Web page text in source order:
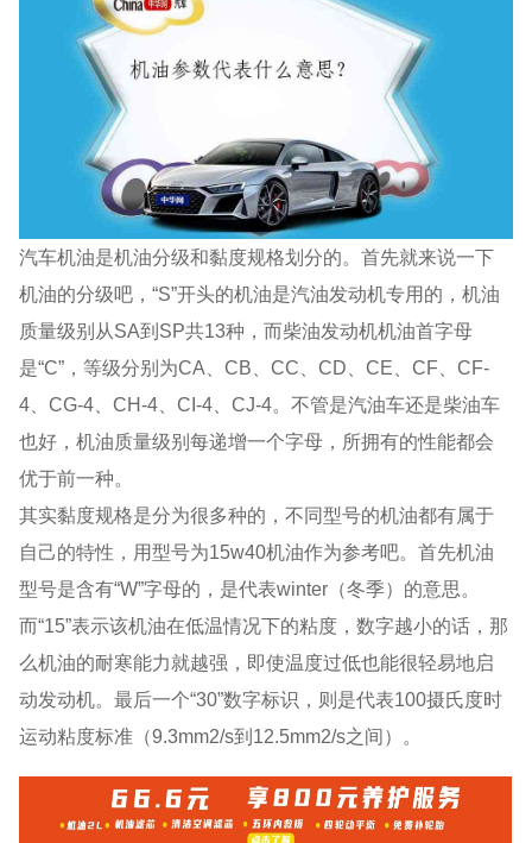
汽车机油是机油分级和黏度规格划分的。首先就来说一下
机油的分级吧，“S”开头的机油是汽油发动机专用的，机油
质量级别从SA到SP共13种，而柴油发动机机油首字母
是“C”，等级分别为CA、CB、CC、CD、CE、CF、CF-
4、CG-4、CH-4、CI-4、CJ-4。不管是汽油车还是柴油车
也好，机油质量级别每递增一个字母，所拥有的性能都会
优于前一种。
其实黏度规格是分为很多种的，不同型号的机油都有属于
自己的特性，用型号为15w40机油作为参考吧。首先机油
型号是含有“W”字母的，是代表winter（冬季）的意思。
而“15”表示该机油在低温情况下的粘度，数字越小的话，那
么机油的耐寒能力就越强，即使温度过低也能很轻易地启
动发动机。最后一个“30”数字标识，则是代表100摄氏度时
运动粘度标准（9.3mm2/s到12.5mm2/s之间）。